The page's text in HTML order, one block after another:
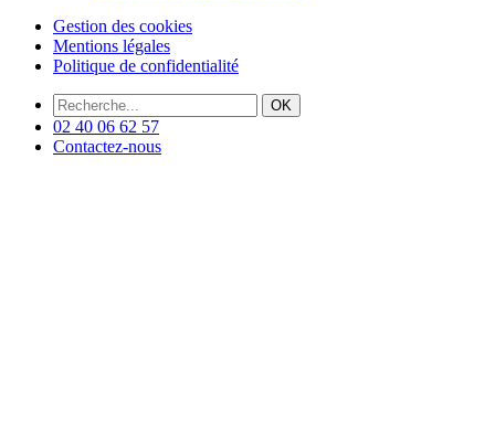
Gestion des cookies
Mentions légales
Politique de confidentialité
OK
02 40 06 62 57
Contactez-nous